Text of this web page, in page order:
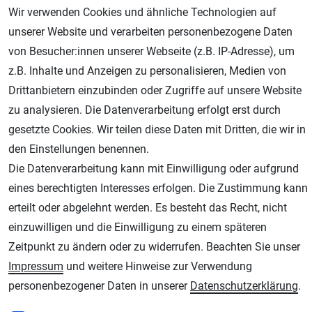
Geprüfter Shop
AGB Widerrufsrecht Datenschutz Impressum
Unsere weiteren Shops:
Wir verwenden Cookies und ähnliche Technologien auf
unserer Website und verarbeiten personenbezogene Daten
von Besucher:innen unserer Webseite (z.B. IP-Adresse), um
z.B. Inhalte und Anzeigen zu personalisieren, Medien von
Drittanbietern einzubinden oder Zugriffe auf unsere Website
zu analysieren. Die Datenverarbeitung erfolgt erst durch
gesetzte Cookies. Wir teilen diese Daten mit Dritten, die wir in
den Einstellungen benennen.
Die Datenverarbeitung kann mit Einwilligung oder aufgrund
eines berechtigten Interesses erfolgen. Die Zustimmung kann
erteilt oder abgelehnt werden. Es besteht das Recht, nicht
einzuwilligen und die Einwilligung zu einem späteren
Zeitpunkt zu ändern oder zu widerrufen. Beachten Sie unser
Impressum und weitere Hinweise zur Verwendung
personenbezogener Daten in unserer Daten­schutz­erklärung.